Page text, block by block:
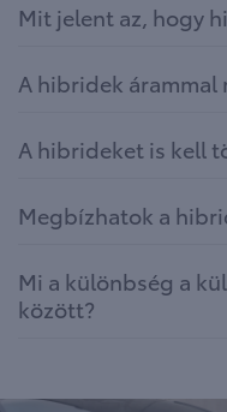
Mit jelent az, hogy
A hibridek árammal
A hibrideket is kell
Megbízhatok a
Mi a különbség a
között?